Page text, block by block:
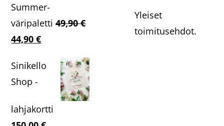
Summer-
väripaletti 49,90€
Alkuperäinen
oli:
49,90 €.
44,90€Nykyinen
on:
44,90 €.
Sinikello
Shop -
lahjakortti
Yleiset
toimitusehdot.